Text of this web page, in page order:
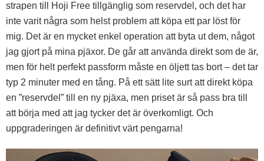
strapen till Hoji Free tillgänglig som reservdel, och det har
inte varit några som helst problem att köpa ett par löst för
mig. Det är en mycket enkel operation att byta ut dem, något
jag gjort på mina pjäxor. De går att använda direkt som de är,
men för helt perfekt passform måste en öljett tas bort – det tar
typ 2 minuter med en tång. På ett sätt lite surt att direkt köpa
en ”reservdel” till en ny pjäxa, men priset är så pass bra till
att börja med att jag tycker det är överkomligt. Och
uppgraderingen är definitivt värt pengarna!